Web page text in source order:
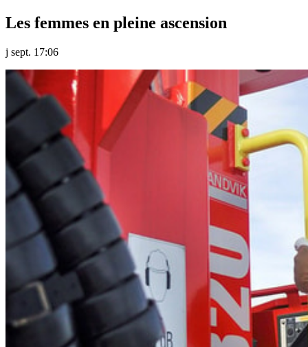
Les femmes en pleine ascension
j sept. 17:06